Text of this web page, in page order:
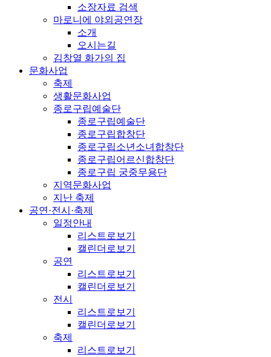
소장자료 검색
마로니에 야외공연장
소개
오시는길
김창열 화가의 집
문화사업
축제
생활문화사업
종로구립예술단
종로구립예술단
종로구립합창단
종로구립소년소녀합창단
종로구립어르신합창단
종로구립 궁중무용단
지역문화사업
지난 축제
공연·전시·축제
일정안내
리스트로보기
캘린더로보기
공연
리스트로보기
캘린더로보기
전시
리스트로보기
캘린더로보기
축제
리스트로보기